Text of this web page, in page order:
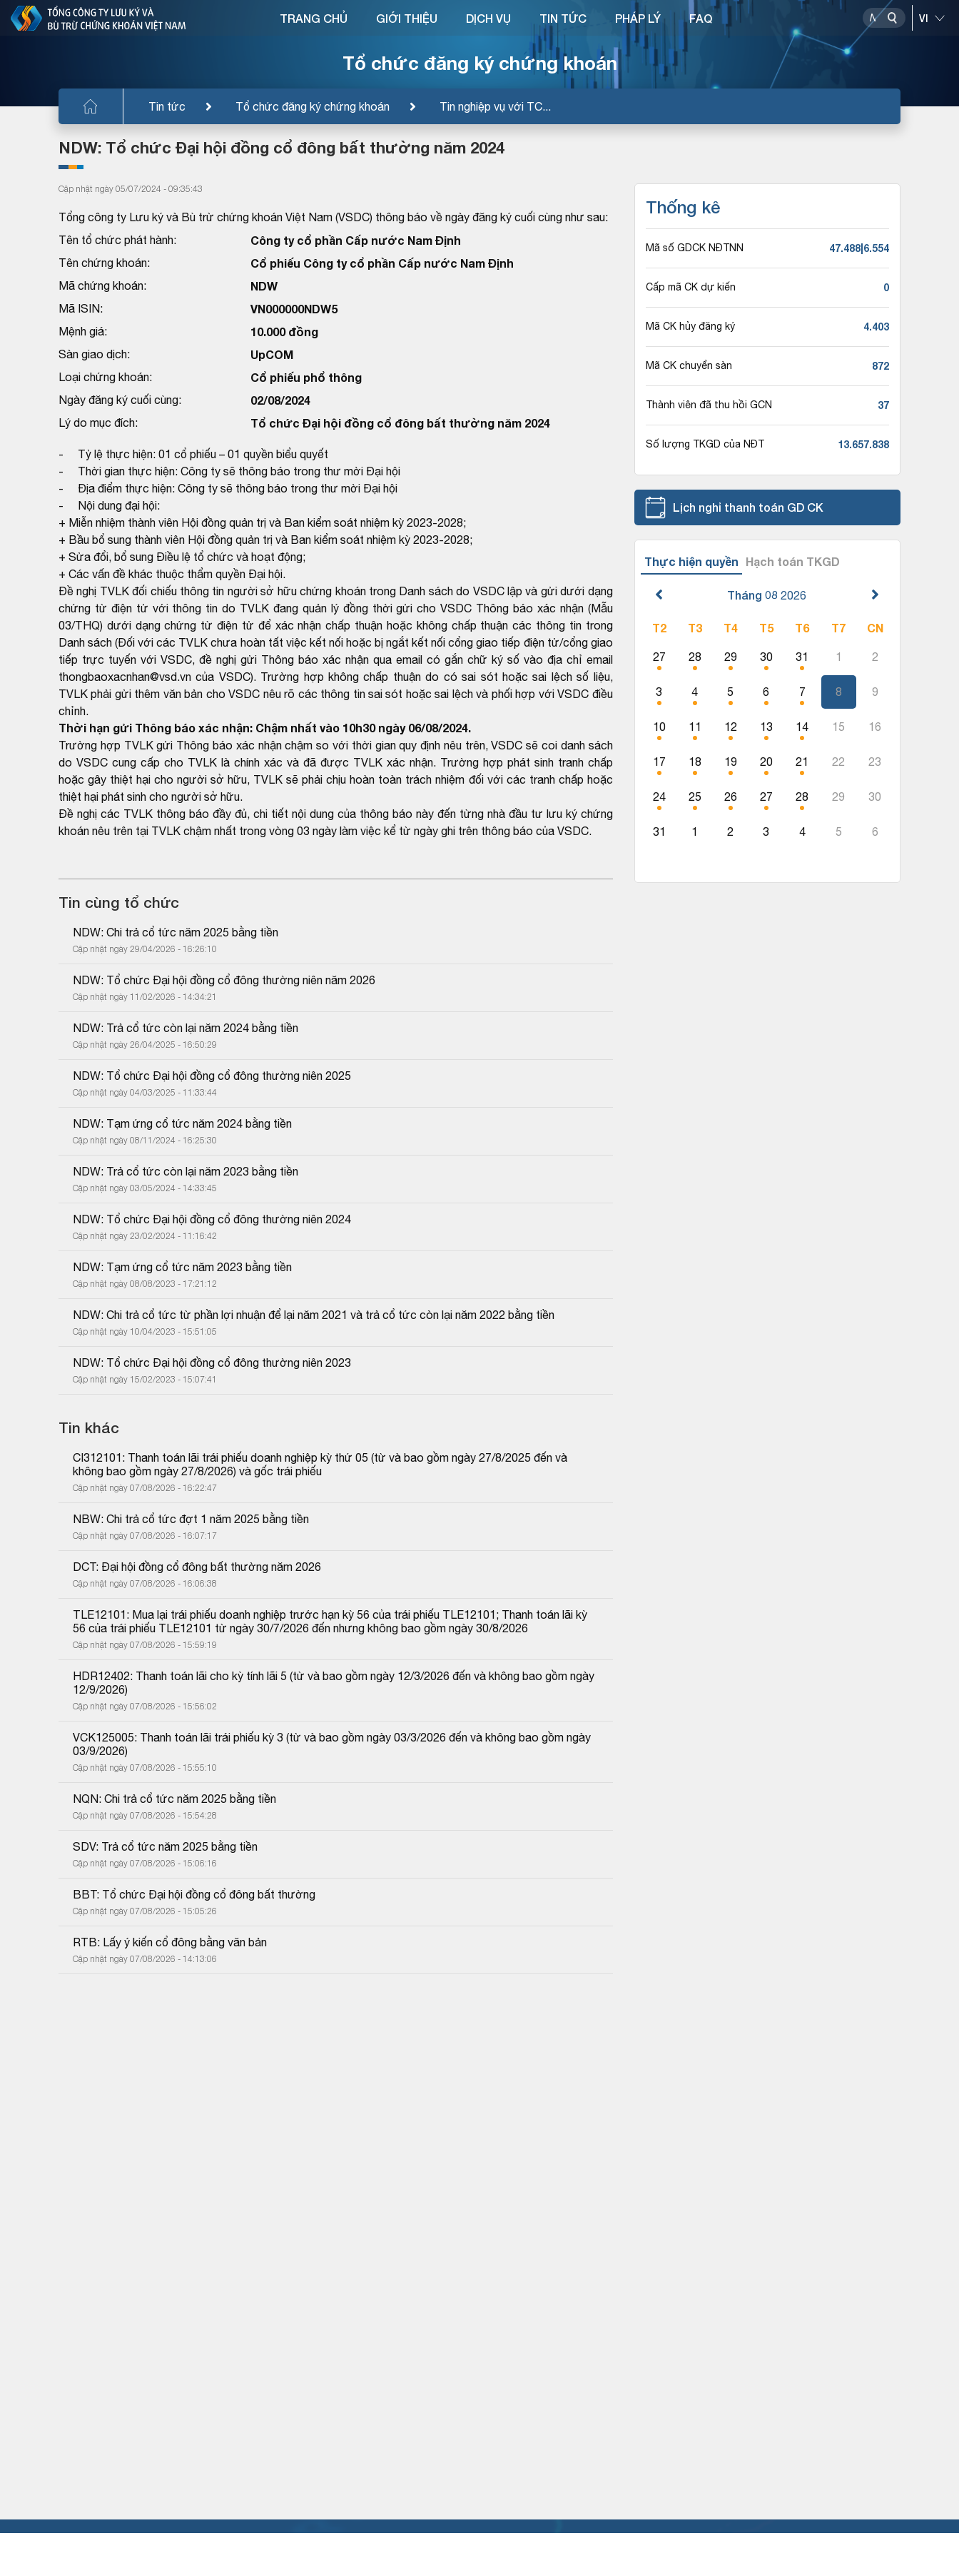
Tổ chức đăng ký chứng khoán
Tin tức Tổ chức đăng ký chứng khoán Tin nghiệp vụ với TC...
TRANG CHỦ GIỚI THIỆU DỊCH VỤ TIN TỨC PHÁP LÝ FAQ
NDW: Tổ chức Đại hội đồng cổ đông bất thường năm 2024
Cập nhật ngày 05/07/2024 - 09:35:43
Tổng công ty Lưu ký và Bù trừ chứng khoán Việt Nam (VSDC) thông báo về ngày đăng ký cuối cùng như sau:
Tên tổ chức phát hành:
Công ty cổ phần Cấp nước Nam Định
Tên chứng khoán: Cổ phiếu Công ty cổ phần Cấp nước Nam Định
Mã chứng khoán: NDW
Mã ISIN: VN000000NDW5
Mệnh giá: 10.000 đồng
Sàn giao dịch: UpCOM
Loại chứng khoán: Cổ phiếu phổ thông
Ngày đăng ký cuối cùng: 02/08/2024
Lý do mục đích: Tổ chức Đại hội đồng cổ đông bất thường năm 2024
- Tỷ lệ thực hiện: 01 cổ phiếu – 01 quyền biểu quyết
- Thời gian thực hiện: Công ty sẽ thông báo trong thư mời Đại hội
- Địa điểm thực hiện: Công ty sẽ thông báo trong thư mời Đại hội
- Nội dung đại hội:
+ Miễn nhiệm thành viên Hội đồng quản trị và Ban kiểm soát nhiệm kỳ 2023-2028;
+ Bầu bổ sung thành viên Hội đồng quản trị và Ban kiểm soát nhiệm kỳ 2023-2028;
+ Sửa đổi, bổ sung Điều lệ tổ chức và hoạt động;
+ Các vấn đề khác thuộc thẩm quyền Đại hội.
Đề nghị TVLK đối chiếu thông tin người sở hữu chứng khoán trong Danh sách do VSDC lập và gửi dưới dạng
chứng từ điện tử với thông tin do TVLK đang quản lý đồng thời gửi cho VSDC Thông báo xác nhận (Mẫu
03/THQ) dưới dạng chứng từ điện tử để xác nhận chấp thuận hoặc không chấp thuận các thông tin trong
Danh sách (Đối với các TVLK chưa hoàn tất việc kết nối hoặc bị ngắt kết nối cổng giao tiếp điện tử/cổng giao
tiếp trực tuyến với VSDC, đề nghị gửi Thông báo xác nhận qua email có gắn chữ ký số vào địa chỉ email
thongbaoxacnhan@vsd.vn của VSDC). Trường hợp không chấp thuận do có sai sót hoặc sai lệch số liệu,
TVLK phải gửi thêm văn bản cho VSDC nêu rõ các thông tin sai sót hoặc sai lệch và phối hợp với VSDC điều
chỉnh.
Thời hạn gửi Thông báo xác nhận: Chậm nhất vào 10h30 ngày 06/08/2024.
Trường hợp TVLK gửi Thông báo xác nhận chậm so với thời gian quy định nêu trên, VSDC sẽ coi danh sách
do VSDC cung cấp cho TVLK là chính xác và đã được TVLK xác nhận. Trường hợp phát sinh tranh chấp
hoặc gây thiệt hại cho người sở hữu, TVLK sẽ phải chịu hoàn toàn trách nhiệm đối với các tranh chấp hoặc
thiệt hại phát sinh cho người sở hữu.
Đề nghị các TVLK thông báo đầy đủ, chi tiết nội dung của thông báo này đến từng nhà đầu tư lưu ký chứng
khoán nêu trên tại TVLK chậm nhất trong vòng 03 ngày làm việc kể từ ngày ghi trên thông báo của VSDC.
Tin cùng tổ chức
NDW: Chi trả cổ tức năm 2025 bằng tiền
Cập nhật ngày 29/04/2026 - 16:26:10
NDW: Tổ chức Đại hội đồng cổ đông thường niên năm 2026
Cập nhật ngày 11/02/2026 - 14:34:21
NDW: Trả cổ tức còn lại năm 2024 bằng tiền
Cập nhật ngày 26/04/2025 - 16:50:29
NDW: Tổ chức Đại hội đồng cổ đông thường niên 2025
Cập nhật ngày 04/03/2025 - 11:33:44
NDW: Tạm ứng cổ tức năm 2024 bằng tiền
Cập nhật ngày 08/11/2024 - 16:25:30
NDW: Trả cổ tức còn lại năm 2023 bằng tiền
Cập nhật ngày 03/05/2024 - 14:33:45
NDW: Tổ chức Đại hội đồng cổ đông thường niên 2024
Cập nhật ngày 23/02/2024 - 11:16:42
NDW: Tạm ứng cổ tức năm 2023 bằng tiền
Cập nhật ngày 08/08/2023 - 17:21:12
NDW: Chi trả cổ tức từ phần lợi nhuận để lại năm 2021 và trả cổ tức còn lại năm 2022 bằng tiền
Cập nhật ngày 10/04/2023 - 15:51:05
NDW: Tổ chức Đại hội đồng cổ đông thường niên 2023
Cập nhật ngày 15/02/2023 - 15:07:41
Tin khác
CI312101: Thanh toán lãi trái phiếu doanh nghiệp kỳ thứ 05 (từ và bao gồm ngày 27/8/2025 đến và
không bao gồm ngày 27/8/2026) và gốc trái phiếu
Cập nhật ngày 07/08/2026 - 16:22:47
NBW: Chi trả cổ tức đợt 1 năm 2025 bằng tiền
Cập nhật ngày 07/08/2026 - 16:07:17
DCT: Đại hội đồng cổ đông bất thường năm 2026
Cập nhật ngày 07/08/2026 - 16:06:38
TLE12101: Mua lại trái phiếu doanh nghiệp trước hạn kỳ 56 của trái phiếu TLE12101; Thanh toán lãi kỳ
56 của trái phiếu TLE12101 từ ngày 30/7/2026 đến nhưng không bao gồm ngày 30/8/2026
Cập nhật ngày 07/08/2026 - 15:59:19
HDR12402: Thanh toán lãi cho kỳ tính lãi 5 (từ và bao gồm ngày 12/3/2026 đến và không bao gồm ngày
12/9/2026)
Cập nhật ngày 07/08/2026 - 15:56:02
VCK125005: Thanh toán lãi trái phiếu kỳ 3 (từ và bao gồm ngày 03/3/2026 đến và không bao gồm ngày
03/9/2026)
Cập nhật ngày 07/08/2026 - 15:55:10
NQN: Chi trả cổ tức năm 2025 bằng tiền
Cập nhật ngày 07/08/2026 - 15:54:28
SDV: Trả cổ tức năm 2025 bằng tiền
Cập nhật ngày 07/08/2026 - 15:06:16
BBT: Tổ chức Đại hội đồng cổ đông bất thường
Cập nhật ngày 07/08/2026 - 15:05:26
RTB: Lấy ý kiến cổ đông bằng văn bản
Cập nhật ngày 07/08/2026 - 14:13:06
Thống kê
Mã số GDCK NĐTNN 47.488|6.554
Cấp mã CK dự kiến 0
Mã CK hủy đăng ký 4.403
Mã CK chuyển sàn 872
Thành viên đã thu hồi GCN 37
Số lượng TKGD của NĐT 13.657.838
Lịch nghỉ thanh toán GD CK
Thực hiện quyền Hạch toán TKGD
Tháng 08 2026
T2 T3 T4 T5 T6 T7 CN
27 28 29 30 31 1 2
3 4 5 6 7 8 9
10 11 12 13 14 15 16
17 18 19 20 21 22 23
24 25 26 27 28 29 30
31 1 2 3 4 5 6